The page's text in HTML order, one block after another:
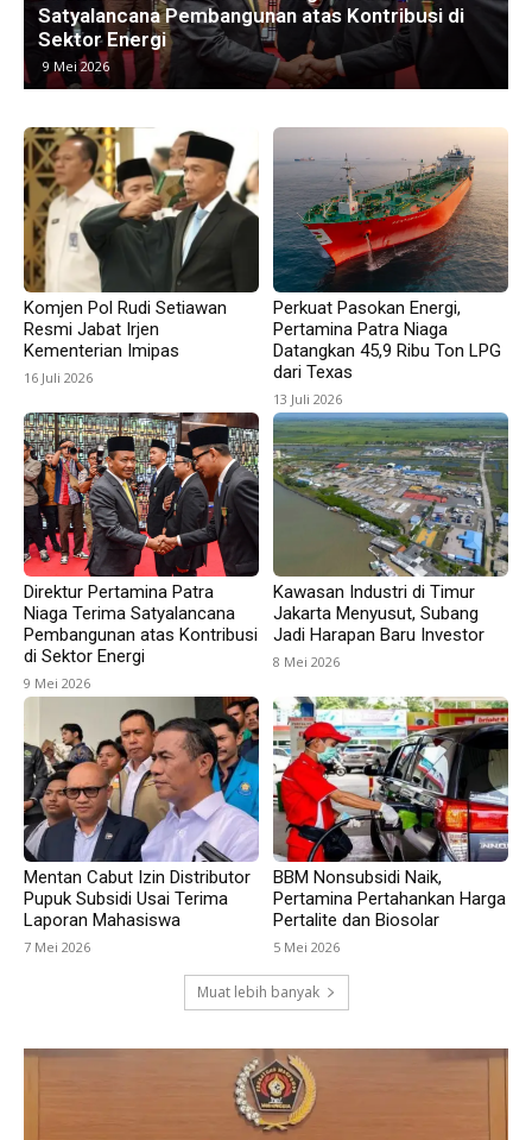
Kawasan Industri di Timur Jakarta Menyusut,
Subang Jadi Harapan Baru Investor
8 Mei 2026
Komjen Pol Rudi Setiawan
Resmi Jabat Irjen
Kementerian Imipas
16 Juli 2026
Perkuat Pasokan Energi,
Pertamina Patra Niaga
Datangkan 45,9 Ribu Ton LPG
dari Texas
13 Juli 2026
Direktur Pertamina Patra
Niaga Terima Satyalancana
Pembangunan atas Kontribusi
di Sektor Energi
9 Mei 2026
Kawasan Industri di Timur
Jakarta Menyusut, Subang
Jadi Harapan Baru Investor
8 Mei 2026
Mentan Cabut Izin Distributor
Pupuk Subsidi Usai Terima
Laporan Mahasiswa
7 Mei 2026
BBM Nonsubsidi Naik,
Pertamina Pertahankan Harga
Pertalite dan Biosolar
5 Mei 2026
Muat lebih banyak